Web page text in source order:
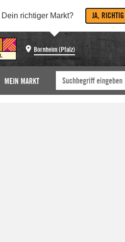
Dein richtiger Markt? JA, RICHTIG
Bornheim (Pfalz)
MEIN MARKT